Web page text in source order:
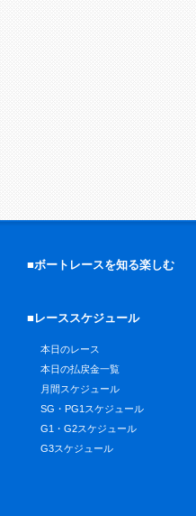
■ボートレースを知る楽しむ
■レーススケジュール
本日のレース
本日の払戻金一覧
月間スケジュール
SG・PG1スケジュール
G1・G2スケジュール
G3スケジュール